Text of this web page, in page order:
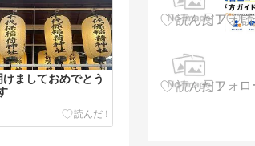
ましておめでとう